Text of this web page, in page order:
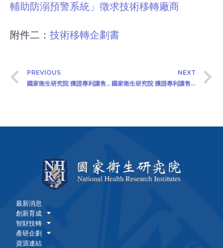
輔助防溺預警系統」徵求技術移轉廠商
附件二： 技術移轉企劃書
PREVIOUS
國家衛生研究院 獲證專利讓售公告 (2023/6/15)
NEXT
國家衛生研究院 獲證專利讓售公告 (2023/7/3)
最新消息
創新育成
智財技轉
產研企劃
資源連結